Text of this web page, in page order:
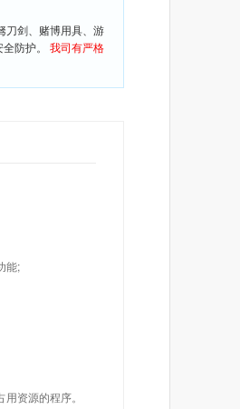
刀剑、赌博用具、游
防护。 我司有严格
能;
资源的程序。